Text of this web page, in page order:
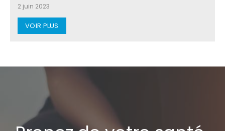
2 juin 2023
VOIR PLUS